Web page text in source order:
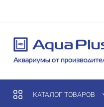
КАТАЛОГ ТОВАРОВ